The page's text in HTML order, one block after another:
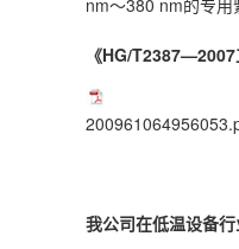
nm～380 nm的专用
《HG/T2387—2007
我公司在低温设备行